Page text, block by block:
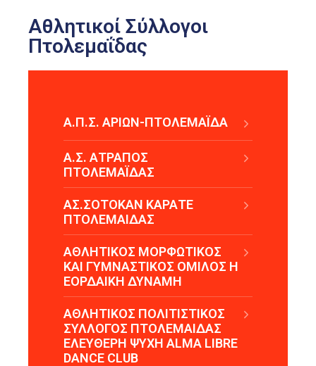
Αθλητικοί Σύλλογοι
Πτολεμαΐδας
Α.Π.Σ. ΑΡΙΩΝ-ΠΤΟΛΕΜΑΪΔΑ
Α.Σ. ΑΤΡΑΠΟΣ
ΠΤΟΛΕΜΑΪΔΑΣ
ΑΣ.ΣΟΤΟΚΑΝ ΚΑΡΑΤΕ
ΠΤΟΛΕΜΑΙΔΑΣ
ΑΘΛΗΤΙΚΟΣ ΜΟΡΦΩΤΙΚΟΣ
ΚΑΙ ΓΥΜΝΑΣΤΙΚΟΣ ΟΜΙΛΟΣ Η
ΕΟΡΔΑΙΚΗ ΔΥΝΑΜΗ
ΑΘΛΗΤΙΚΟΣ ΠΟΛΙΤΙΣΤΙΚΟΣ
ΣΥΛΛΟΓΟΣ ΠΤΟΛΕΜΑΙΔΑΣ
ΕΛΕΥΘΕΡΗ ΨΥΧΗ ALMA LIBRE
DANCE CLUB